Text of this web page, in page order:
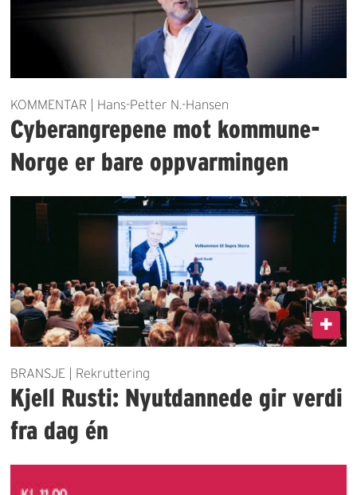
KOMMENTAR | Hans-Petter N.-Hansen
Cyberangrepene mot kommune-
Norge er bare oppvarmingen
BRANSJE | Rekruttering
Kjell Rusti: Nyutdannede gir verdi
fra dag én